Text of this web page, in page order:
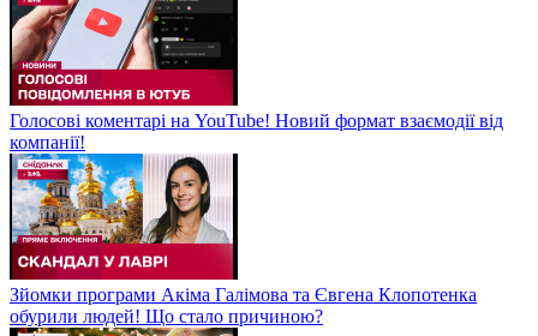
Голосові коментарі на YouTube! Новий формат взаємодії від
компанії!
Зйомки програми Акіма Галімова та Євгена Клопотенка
обурили людей! Що стало причиною?